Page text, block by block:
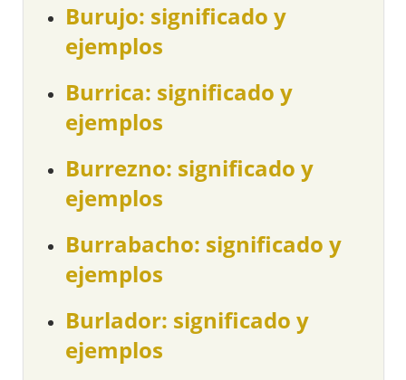
Burujo: significado y
ejemplos
Burrica: significado y
ejemplos
Burrezno: significado y
ejemplos
Burrabacho: significado y
ejemplos
Burlador: significado y
ejemplos